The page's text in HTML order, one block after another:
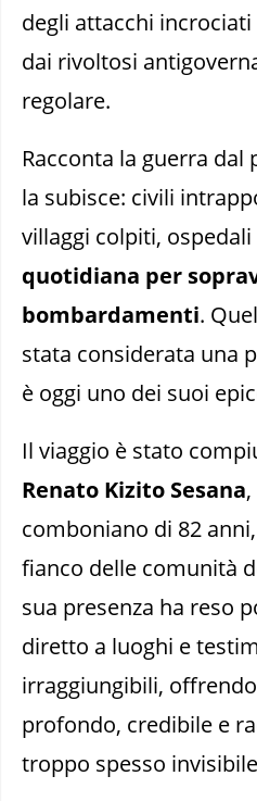
degli attacchi
dai rivoltosi
regolare.
Racconta la guerra dal
la subisce: civili
villaggi colpiti,
quotidiana per
bombardamenti.
stata considerata una
è oggi uno dei suoi
Il viaggio è stato
Renato Kizito Sesana
comboniano di 82
fianco delle comunità
sua presenza ha reso
diretto a luoghi e
irraggiungibili,
profondo, credibile e
troppo spesso